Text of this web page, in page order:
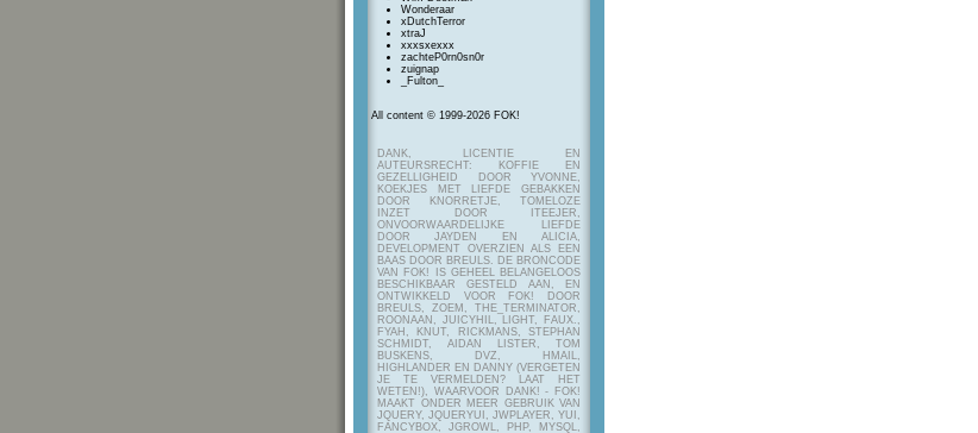
Wonderaar
xDutchTerror
xtraJ
xxxsxexxx
zachteP0rn0sn0r
zuignap
_Fulton_
All content © 1999-2026 FOK!
DANK, LICENTIE EN
AUTEURSRECHT: KOFFIE EN
GEZELLIGHEID DOOR YVONNE,
KOEKJES MET LIEFDE GEBAKKEN
DOOR KNORRETJE, TOMELOZE
INZET DOOR ITEEJER,
ONVOORWAARDELIJKE LIEFDE
DOOR JAYDEN EN ALICIA,
DEVELOPMENT OVERZIEN ALS EEN
BAAS DOOR BREULS. DE BRONCODE
VAN FOK! IS GEHEEL BELANGELOOS
BESCHIKBAAR GESTELD AAN, EN
ONTWIKKELD VOOR FOK! DOOR
BREULS, ZOEM, THE_TERMINATOR,
ROONAAN, JUICYHIL, LIGHT, FAUX.,
FYAH, KNUT, RICKMANS, STEPHAN
SCHMIDT, AIDAN LISTER, TOM
BUSKENS, DVZ, HMAIL,
HIGHLANDER EN DANNY (VERGETEN
JE TE VERMELDEN? LAAT HET
WETEN!), WAARVOOR DANK! - FOK!
MAAKT ONDER MEER GEBRUIK VAN
JQUERY, JQUERYUI, JWPLAYER, YUI,
FANCYBOX, JGROWL, PHP, MYSQL,